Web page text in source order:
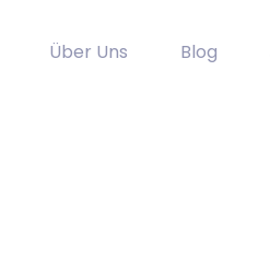
Über Uns Blog